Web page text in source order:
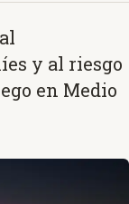
y al riesgo
en Medio